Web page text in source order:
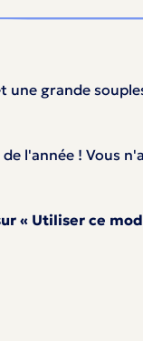
une grande
l'année ! Vous
« Utiliser ce